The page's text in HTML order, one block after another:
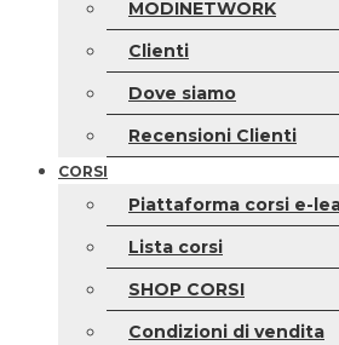
MODINETWORK
Clienti
Dove siamo
Recensioni Clienti
CORSI
Piattaforma corsi e-
Lista corsi
SHOP CORSI
Condizioni di vendita